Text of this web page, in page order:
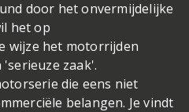
door het onvermijdelijke
het op
wijze het motorrijden
zaak'.
die eens niet
belangen. Je vindt